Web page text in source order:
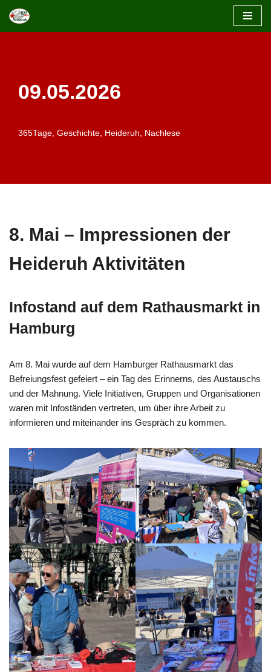
Zum
09.05.2026
365Tage Geschichte Heideruh Nachlese
8. Mai – Impressionen der
Heideruh Aktivitäten
Infostand auf dem Rathausmarkt in
Hamburg
Am 8. Mai wurde auf dem Hamburger Rathausmarkt das
Befreiungsfest gefeiert – ein Tag des Erinnerns, des Austauschs
und der Mahnung. Viele Initiativen, Gruppen und Organisationen
waren mit Infoständen vertreten, um über ihre Arbeit zu
informieren und miteinander ins Gespräch zu kommen.